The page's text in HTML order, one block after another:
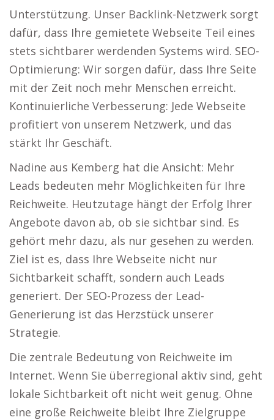
Unterstützung. Unser Backlink-Netzwerk sorgt
dafür, dass Ihre gemietete Webseite Teil eines
stets sichtbarer werdenden Systems wird. SEO-
Optimierung: Wir sorgen dafür, dass Ihre Seite
mit der Zeit noch mehr Menschen erreicht.
Kontinuierliche Verbesserung: Jede Webseite
profitiert von unserem Netzwerk, und das
stärkt Ihr Geschäft.
Nadine aus Kemberg hat die Ansicht: Mehr
Leads bedeuten mehr Möglichkeiten für Ihre
Reichweite. Heutzutage hängt der Erfolg Ihrer
Angebote davon ab, ob sie sichtbar sind. Es
gehört mehr dazu, als nur gesehen zu werden.
Ziel ist es, dass Ihre Webseite nicht nur
Sichtbarkeit schafft, sondern auch Leads
generiert. Der SEO-Prozess der Lead-
Generierung ist das Herzstück unserer
Strategie.
Die zentrale Bedeutung von Reichweite im
Internet. Wenn Sie überregional aktiv sind, geht
lokale Sichtbarkeit oft nicht weit genug. Ohne
eine große Reichweite bleibt Ihre Zielgruppe